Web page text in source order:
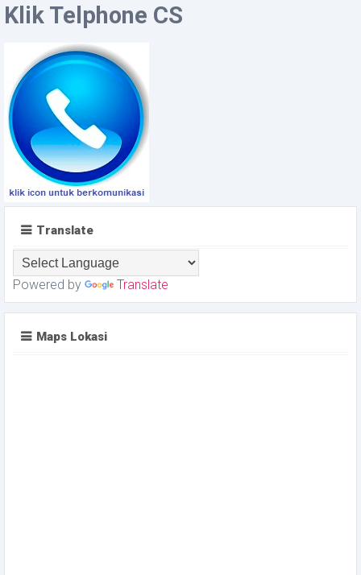
Klik Telphone CS
Translate
Powered by Translate
Maps Lokasi